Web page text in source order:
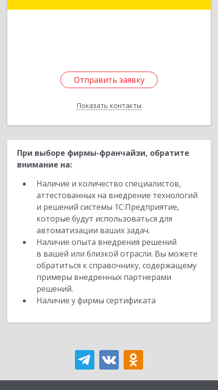
Отправить заявку
Показать контакты
Отправить заявку
Назад
При выборе фирмы-франчайзи, обратите
внимание на:
Наличие и количество специалистов,
аттестованных на внедрение технологий
и решений системы 1С:Предприятие,
которые будут использоваться для
автоматизации ваших задач.
Наличие опыта внедрения решений
в вашей или близкой отрасли. Вы можете
обратиться к справочнику, содержащему
примеры внедренных партнерами
решений.
Наличие у фирмы сертификата